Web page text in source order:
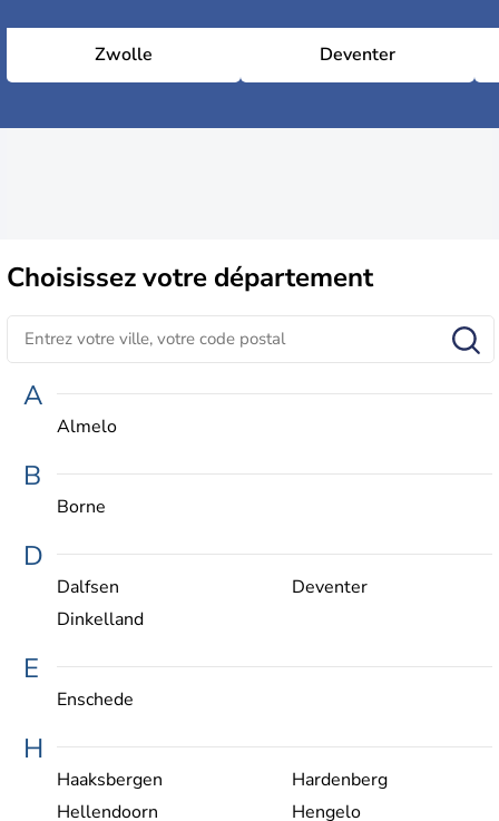
Zwolle Deventer
Choisissezvotre département
A
Almelo
B
Borne
D
Dalfsen
Deventer
Dinkelland
E
Enschede
H
Haaksbergen
Hardenberg
Hellendoorn
Hengelo